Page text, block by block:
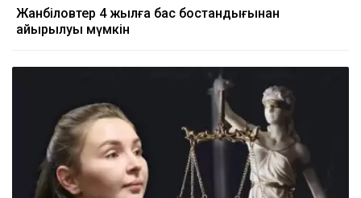
Жанәбіловтер 4 жылға бас бостандығынан
айырылуы мүмкін